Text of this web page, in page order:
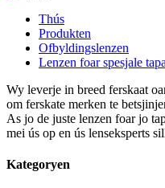
Thús
Produkten
Ofbyldingslenzen
Lenzen foar spesjale
Wy leverje in breed ferskaat
om ferskate merken te
As jo ​​de juste lenzen foar jo
mei ús op en ús lenseksperts
Kategoryen